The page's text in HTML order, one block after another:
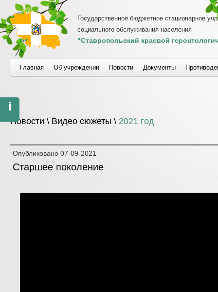
Государственное бюджетное стационарное
социального обслуживания населения
"Ставропольский краевой
i
Главная Об учреждении Новости Документы
Новости \ Видео сюжеты \ 2021 год
Опубликовано 07-09-2021
Старшее поколение